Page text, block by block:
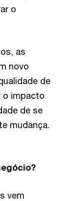
o
as
novo
de
o impacto
de se
mudança.
vem